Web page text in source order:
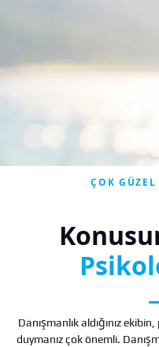
ÇOK
Danışmanlık aldığınız
duymanız çok önemli.